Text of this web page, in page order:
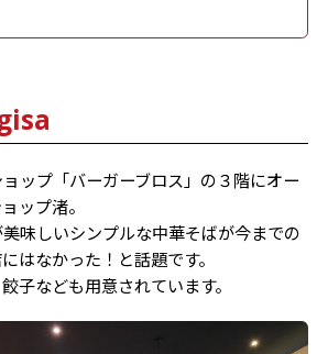
ップ「バーガーブロス」の３階にオー
ップ渚。
味しいシンプルな中華そばが今までの
はなかった！と話題です。
子なども用意されています。